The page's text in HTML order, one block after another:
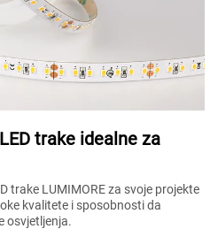
trake idealne za
trake LUMIMORE za svoje projekte
kvalitete i sposobnosti da
osvjetljenja.